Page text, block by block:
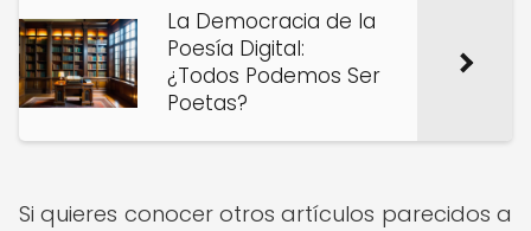
La Democracia de la
Poesía Digital:
¿Todos Podemos Ser
Poetas?
Si quieres conocer otros artículos parecidos a